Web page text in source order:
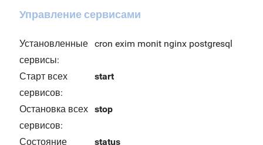
Управление сервисами
Установленные
сервисы:
cron exim monit nginx postgresql
Старт всех
сервисов:
start
Остановка всех
сервисов:
stop
Состояние
status